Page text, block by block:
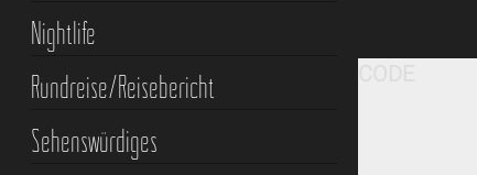
Nightlife
Rundreise/Reisebericht
Sehenswürdiges